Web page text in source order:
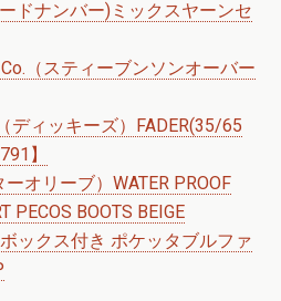
ドナンバー)ミックスヤーンセ
（スティーブンソンオーバー
ディッキーズ）FADER(35/65
】
オリーブ）WATER PROOF
PECOS BOOTS BEIGE
ックス付き ポケッタブルファ